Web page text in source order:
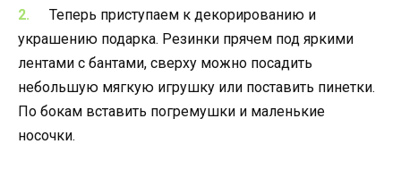
Теперь приступаем к декорированию и
украшению подарка. Резинки прячем под яркими
лентами с бантами, сверху можно посадить
небольшую мягкую игрушку или поставить пинетки.
По бокам вставить погремушки и маленькие
носочки.